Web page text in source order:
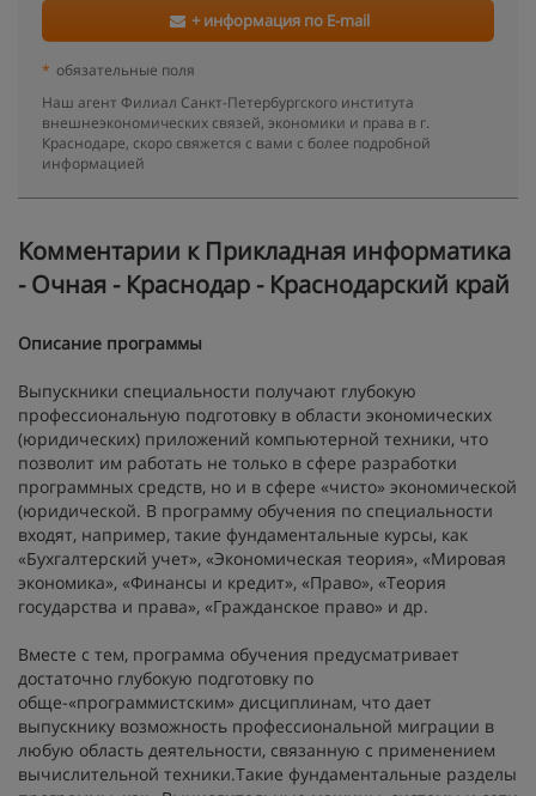
+ информация по E-mail
* обязательные поля
Наш агент Филиал Санкт-Петербургского института
внешнеэкономических связей, экономики и права в г.
Краснодаре, скоро свяжется с вами с более подробной
информацией
Kомментарии к Прикладная информатика
- Очная - Краснодар - Краснодарский край
Описание программы
Выпускники специальности получают глубокую
профессиональную подготовку в области экономических
(юридических) приложений компьютерной техники, что
позволит им работать не только в сфере разработки
программных средств, но и в сфере «чисто» экономической
(юридической. В программу обучения по специальности
входят, например, такие фундаментальные курсы, как
«Бухгалтерский учет», «Экономическая теория», «Мировая
экономика», «Финансы и кредит», «Право», «Теория
государства и права», «Гражданское право» и др.
Вместе с тем, программа обучения предусматривает
достаточно глубокую подготовку по
обще-«программистским» дисциплинам, что дает
выпускнику возможность профессиональной миграции в
любую область деятельности, связанную с применением
вычислительной техники.Такие фундаментальные разделы